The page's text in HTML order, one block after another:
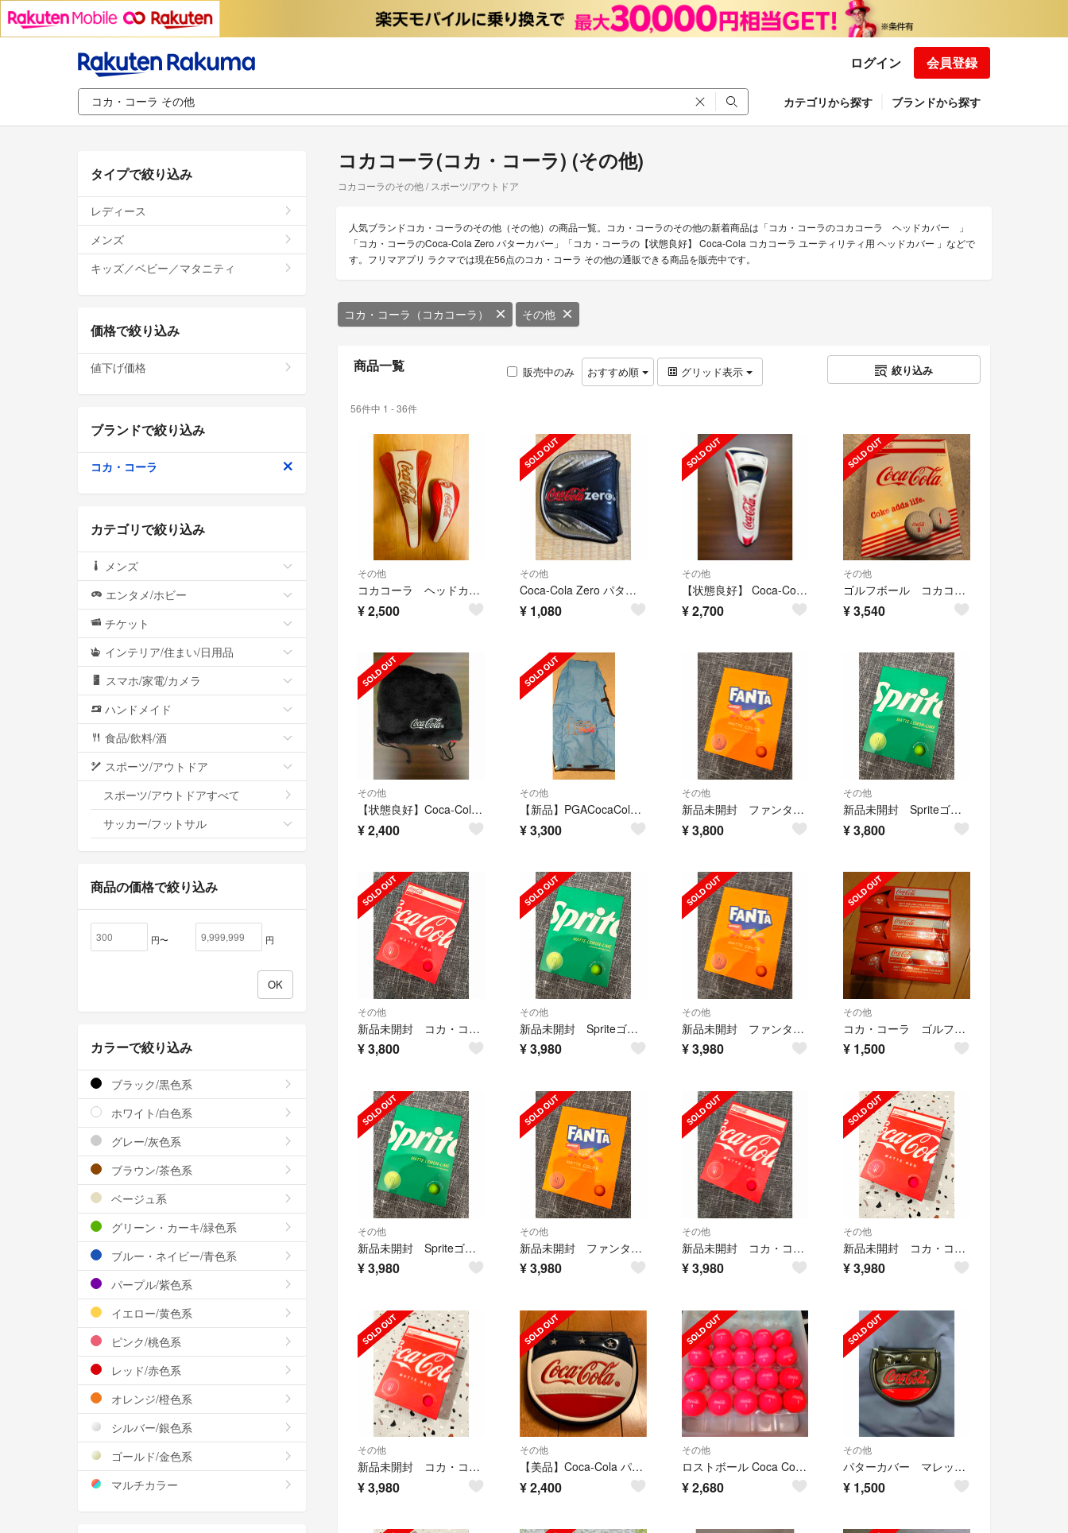
ログイン 会員登録
カテゴリから探す ブランドから探す
コカコーラ(コカ・コーラ) (その他)
コカコーラのその他 / スポーツ/アウトドア
人気ブランドコカ・コーラのその他（その他）の商品一覧。コカ・コーラのその他の新着商品は「コカ・コーラのコカコーラ ヘッドカバー 」
「コカ・コーラのCoca-Cola Zero パターカバー」「コカ・コーラの【状態良好】 Coca-Cola コカコーラ ユーティリティ用 ヘッドカバー 」などで
す。フリマアプリ ラクマでは現在56点のコカ・コーラ その他の通販できる商品を販売中です。
コカ・コーラ（コカコーラ） その他
商品一覧 販売中のみ おすすめ順 グリッド表示 絞り込み
56件中 1 - 36件
その他
コカコーラ ヘッドカバー
¥2,500
その他
Coca-Cola Zero パターカバー
¥ 1,080
その他
【状態良好】 Coca-Cola コカコーラ ユーティリティ用 ヘッドカバー
¥2,700
その他
ゴルフボール コカコーラ 12球
¥3,540
その他
【状態良好】Coca-Cola コカコーラ アイアンカバー ブラック
¥2,400
その他
【新品】PGACocaColaTOURCHAMPIONSHIPゴルフバッグカバー
¥3,300
その他
新品未開封 ファンタオレンジ ゴルフボール 1ダース
¥3,800
その他
新品未開封 Spriteゴルフボール 1ダース
¥3,800
その他
新品未開封 コカ・コーラ ゴルフボール 1ダース
¥3,800
その他
新品未開封 Spriteゴルフボール 1ダース
¥3,980
その他
新品未開封 ファンタオレンジ ゴルフボール 1ダース
¥3,980
その他
コカ・コーラ ゴルフボール
¥ 1,500
その他
新品未開封 Spriteゴルフボール 1ダース
¥3,980
その他
新品未開封 ファンタオレンジ ゴルフボール 1ダース
¥3,980
その他
新品未開封 コカ・コーラ ゴルフボール 1ダース
¥3,980
その他
新品未開封 コカ・コーラ ゴルフボール 1ダース
¥3,980
その他
新品未開封 コカ・コーラ ゴルフボール 1ダース
¥3,980
その他
【美品】Coca-Cola パターカバー(マレットタイプ)クリップ付き
¥2,400
その他
ロストボール Coca Cola 赤マット 最新 20球
¥2,680
その他
パターカバー マレット型 美品
¥ 1,500
タイプで絞り込み
レディース
メンズ
キッズ／ベビー／マタニティ
価格で絞り込み
値下げ価格
ブランドで絞り込み
コカ・コーラ
カテゴリで絞り込み
メンズ
エンタメ/ホビー
チケット
インテリア/住まい/日用品
スマホ/家電/カメラ
ハンドメイド
食品/飲料/酒
スポーツ/アウトドア
スポーツ/アウトドアすべて
サッカー/フットサル
商品の価格で絞り込み
円〜 円
カラーで絞り込み
ブラック/黒色系
ホワイト/白色系
グレー/灰色系
ブラウン/茶色系
ベージュ系
グリーン・カーキ/緑色系
ブルー・ネイビー/青色系
パープル/紫色系
イエロー/黄色系
ピンク/桃色系
レッド/赤色系
オレンジ/橙色系
シルバー/銀色系
ゴールド/金色系
マルチカラー